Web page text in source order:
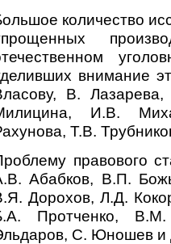
количество
внимание
В.
И.В.
Т.В.
правового
Абабков, В.П.
Дорохов, Л.Д.
Протченко,
С. Юношев и